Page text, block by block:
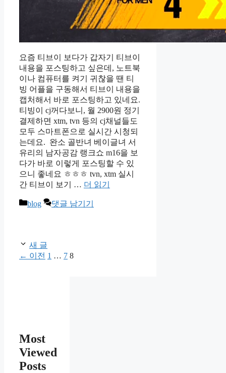
요즘 티브이 보다가 갑자기 티브이
내용을 포스팅하고 싶은데, 노트북
이나 컴퓨터를 켜기 귀찮을 땐 티
빙 어플을 구동해서 티브이 내용을
캡처해서 바로 포스팅하고 있네요.
티빙이 cj꺼다보니, 월 2900원 정기
결제하면 xtm, tvn 등의 cj채널들도
모두 스마트폰으로 실시간 시청되
는데요. 완소 골반녀 베이글녀 서
유리의 남자공감 랭크쇼 m16을 보
다가 바로 이렇게 포스팅할 수 있
으니 좋네요 ㅎㅎㅎ tvn, xtm 실시
간 티브이 보기 … 더 읽기
카
blog 댓글 남기기
새 글
← 이전 페
1 … 페
7 페
8
Most
Viewed
Posts